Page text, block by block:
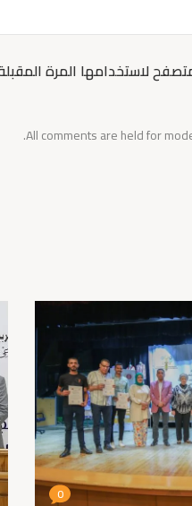
All comments are held for
لاستخدامها المرة
0